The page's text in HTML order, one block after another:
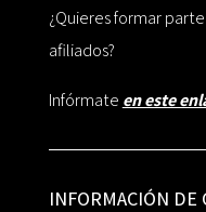
¿Quieres formar
afiliados?
Infórmate en este
INFORMACIÓN DE